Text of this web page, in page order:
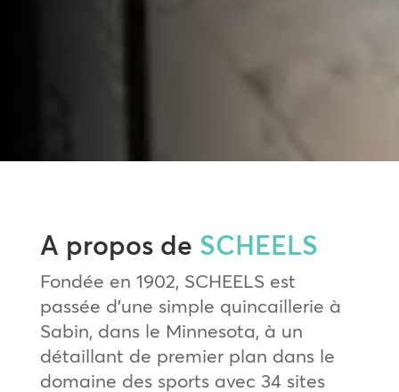
A propos de SCHEELS
Fondée en 1902, SCHEELS est
passée d’une simple quincaillerie à
Sabin, dans le Minnesota, à un
détaillant de premier plan dans le
domaine des sports avec 34 sites